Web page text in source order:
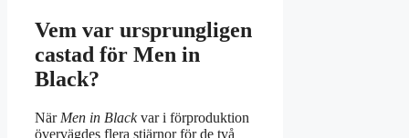
Vem var ursprungligen
castad för Men in
Black?
När Men in Blackvar i förproduktion
övervägdes flera stjärnor för de två